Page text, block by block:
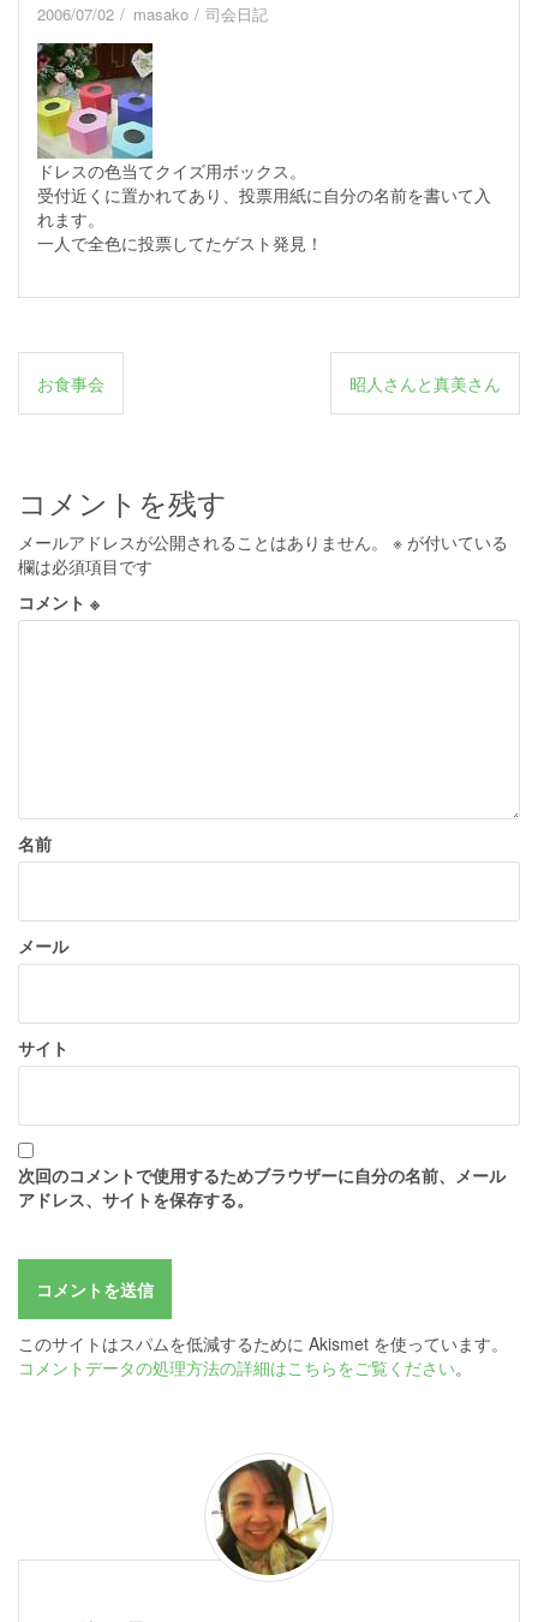
2006/07/02 masako 司会日記
ドレスの色当てクイズ用ボックス。
受付近くに置かれてあり、投票用紙に自分の名前を書いて入
れます。
一人で全色に投票してたゲスト発見！
投
稿
ビ
ゲ
ー
シ
お食事会 昭人さんと真美さん
コメントを残す
メールアドレスが公開されることはありません。 ※ が付いている
欄は必須項目です
コメント ※
名前
メール
サイト
次回のコメントで使用するためブラウザーに自分の名前、メール
アドレス、サイトを保存する。
このサイトはスパムを低減するために Akismet を使っています。
コメントデータの処理方法の詳細はこちらをご覧ください。